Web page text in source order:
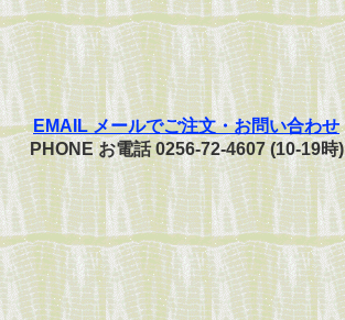
EMAIL メールでご注文・お問い合わせ
PHONE お電話 0256-72-4607 (10-19時)